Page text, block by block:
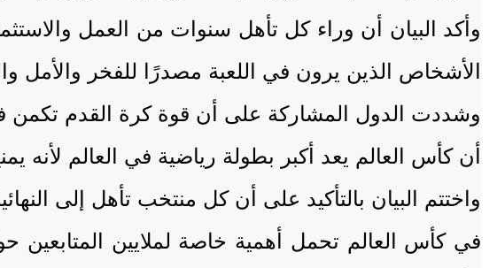
وأكد البيان أن وراء كل تأهل سنوات من العمل
الأشخاص الذين يرون في اللعبة مصدرًا للفخر والأمل
وشددت الدول المشاركة على أن قوة كرة القدم تكمن
أن كأس العالم يعد أكبر بطولة رياضية في العالم لأنه
واختتم البيان بالتأكيد على أن كل منتخب تأهل إلى
في كأس العالم تحمل أهمية خاصة لملايين المتابعين